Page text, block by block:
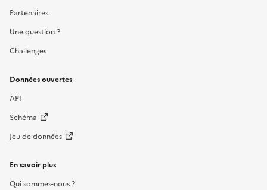
Partenaires
Une question ?
Challenges
Données ouvertes
API
Schéma
Jeu de données
En savoir plus
Qui sommes-nous ?